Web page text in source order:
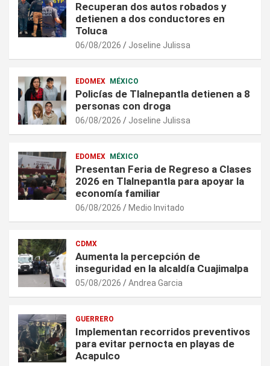
Recuperan dos autos robados y
detienen a dos conductores en
Toluca
06/08/2026 Joseline Julissa
EDOMEX MÉXICO
Policías de Tlalnepantla detienen a 8
personas con droga
06/08/2026 Joseline Julissa
EDOMEX MÉXICO
Presentan Feria de Regreso a Clases
2026 en Tlalnepantla para apoyar la
economía familiar
06/08/2026 Medio Invitado
CDMX
Aumenta la percepción de
inseguridad en la alcaldía Cuajimalpa
05/08/2026 Andrea Garcia
GUERRERO
Implementan recorridos preventivos
para evitar pernocta en playas de
Acapulco